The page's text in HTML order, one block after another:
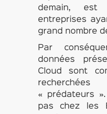
demain,
entreprises
grand nombre
Par
données
Cloud sont
« prédateurs
pas chez les